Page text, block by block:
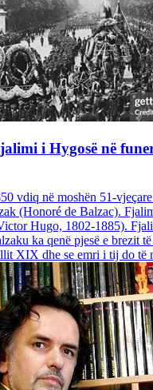
i Hygosë në
vdiq në moshën 51-
(Honoré de Balzac).
Hugo, 1802-1885).
ka qenë pjesë e brezit
XIX dhe se emri i tij do të